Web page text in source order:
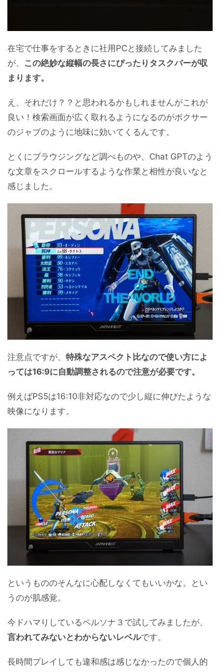
在宅で仕事をするときに社用PCと接続してみました
が、 この絶妙な縦幅の長さにぴったりタスクバーが収
まります。
え、それだけ？？と思われるかもしれませんがこれが
良い！検索画面が広く取れるようになるのがボクサー
のジャブのように地味に効いてくるんです。
とくにブラウジングなど調べものや、Chat GPTのよう
な文章をスクロールするような作業と相性が良いなと
感じました。
注意点ですが、 特殊なアスペクト比なので使い方によ
っては16:9に自動調整されるので注意が必要です。
例えばPS5は16:10非対応なので少し縦に伸びたような
映像になります。
というもののそんなに心配しなくてもいいかな。とい
うのが肌感覚。
今ドハマりしているペルソナ３で試してみましたが、
言われてみないとわからないレベルです。
長時間プレイしても違和感は感じなかったので個人的